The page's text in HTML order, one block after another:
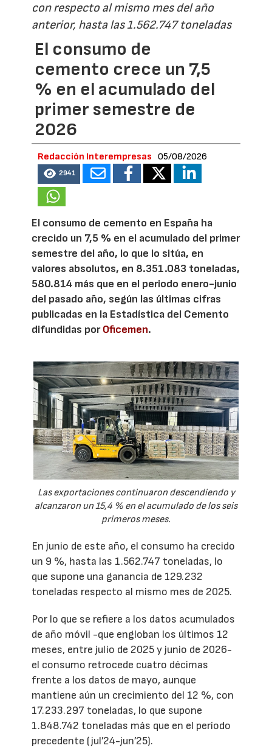
con respecto al mismo mes del año
anterior, hasta las 1.562.747 toneladas
El consumo de
cemento crece un 7,5
% en el acumulado del
primer semestre de
2026
Redacción Interempresas 05/08/2026
2941
El consumo de cemento en España ha
crecido un 7,5 % en el acumulado del primer
semestre del año, lo que lo sitúa, en
valores absolutos, en 8.351.083 toneladas,
580.814 más que en el periodo enero-junio
del pasado año, según las últimas cifras
publicadas en la Estadística del Cemento
difundidas porOficemen.
Las exportaciones continuaron descendiendo y
alcanzaron un 15,4 % en el acumulado de los seis
primeros meses.
En junio de este año, el consumo ha crecido
un 9 %, hasta las 1.562.747 toneladas, lo
que supone una ganancia de 129.232
toneladas respecto al mismo mes de 2025.
Por lo que se refiere a los datos acumulados
de año móvil -que engloban los últimos 12
meses, entre julio de 2025 y junio de 2026-
el consumo retrocede cuatro décimas
frente a los datos de mayo, aunque
mantiene aún un crecimiento del 12 %, con
17.233.297 toneladas, lo que supone
1.848.742 toneladas más que en el período
precedente (jul’24-jun’25).